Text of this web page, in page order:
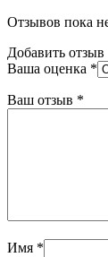
Отзывов пока
Добавить отзыв
Ваша оценка *
Ваш отзыв *
Имя *